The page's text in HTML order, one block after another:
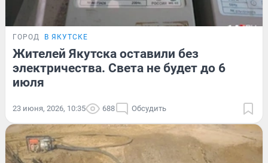
ГОРОД В ЯКУТСКЕ
Жителей Якутска оставили без
электричества. Света не будет до 6
июля
23 июня, 2026, 10:35 688 Обсудить